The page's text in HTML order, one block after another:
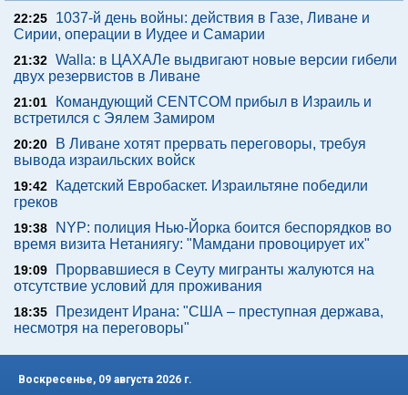
22:25
1037-й день войны: действия в Газе, Ливане и
Сирии, операции в Иудее и Самарии
21:32 Walla: в ЦАХАЛе выдвигают новые версии гибели
двух резервистов в Ливане
21:01
Командующий CENTCOM прибыл в Израиль и
встретился с Эялем Замиром
20:20
В Ливане хотят прервать переговоры, требуя
вывода израильских войск
19:42
Кадетский Евробаскет. Израильтяне победили
греков
19:38
NYP: полиция Нью-Йорка боится беспорядков во
время визита Нетаниягу: "Мамдани провоцирует их"
19:09
Прорвавшиеся в Сеуту мигранты жалуются на
отсутствие условий для проживания
18:35
Президент Ирана: "США – преступная держава,
несмотря на переговоры"
Воскресенье, 09 августа 2026 г.